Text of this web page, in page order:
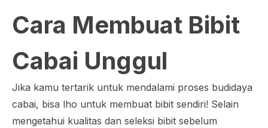
Cara Membuat Bibit
Cabai Unggul
Jika kamu tertarik untuk mendalami proses budidaya
cabai, bisa lho untuk membuat bibit sendiri! Selain
mengetahui kualitas dan seleksi bibit sebelum